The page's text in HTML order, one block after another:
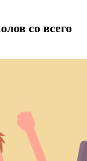
со всего